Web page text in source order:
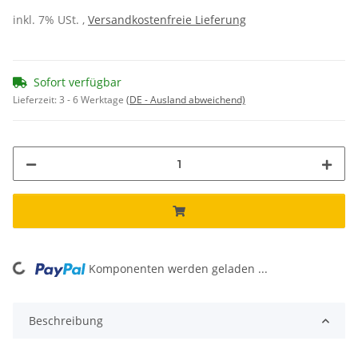
inkl. 7% USt. , Versandkostenfreie Lieferung
Sofort verfügbar
Lieferzeit:3 - 6 Werktage (DE - Ausland abweichend)
Loading... Komponenten werden geladen ...
Beschreibung